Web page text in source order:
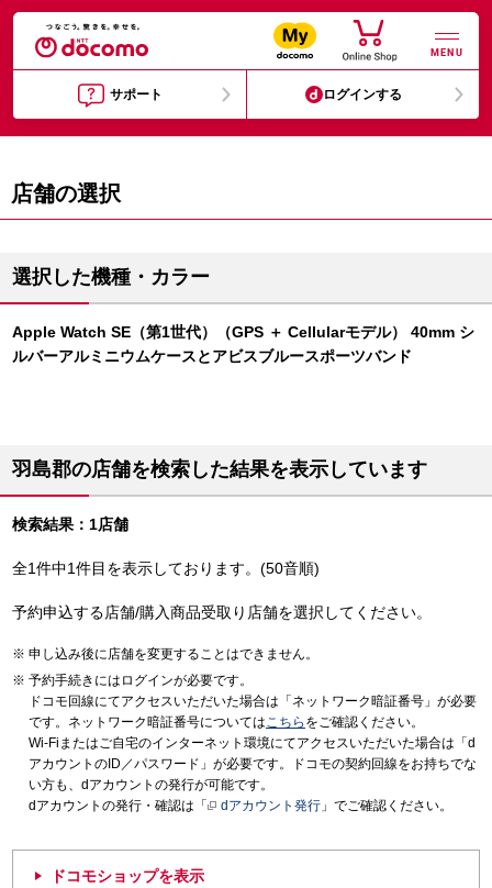
MENU
サポート ログインする
店舗の選択
選択した機種・カラー
Apple Watch SE（第1世代）（GPS ＋ Cellularモデル） 40mm シ
ルバーアルミニウムケースとアビスブルースポーツバンド
羽島郡の店舗を検索した結果を表示しています
検索結果：1店舗
全1件中1件目を表示しております。(50音順)
予約申込する店舗/購入商品受取り店舗を選択してください。
申し込み後に店舗を変更することはできません。
予約手続きにはログインが必要です。
ドコモ回線にてアクセスいただいた場合は「ネットワーク暗証番号」が必要
です。ネットワーク暗証番号についてはこちら をご確認ください。
Wi-Fiまたはご自宅のインターネット環境にてアクセスいただいた場合は「d
アカウントのID／パスワード」が必要です。ドコモの契約回線をお持ちでな
い方も、dアカウントの発行が可能です。
dアカウントの発行・確認は「
dアカウント発行 」でご確認ください。
ドコモショップを表示